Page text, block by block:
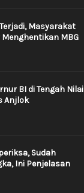
Masyarakat
MBG
BI di Tengah Nilai
Anjlok
Sudah
Ini Penjelasan